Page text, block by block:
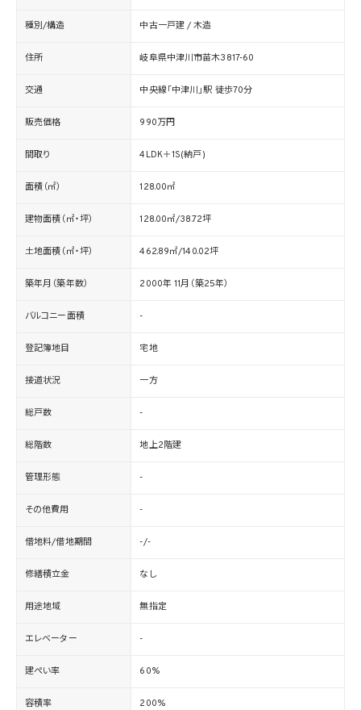
種別/構造 中古一戸建 / 木造
住所 岐阜県中津川市苗木3817-60
交通 中央線「中津川」駅 徒歩70分
販売価格 990万円
間取り 4LDK＋1S(納戸)
面積（㎡） 128.00㎡
建物面積（㎡・坪） 128.00㎡/38.72坪
土地面積（㎡・坪） 462.89㎡/140.02坪
築年月（築年数） 2000年 11月（築25年）
バルコニー面積 -
登記簿地目 宅地
接道状況 一方
総戸数 -
総階数 地上2階建
管理形態 -
その他費用 -
借地料/借地期間 -/-
修繕積立金 なし
用途地域 無指定
エレベーター -
建ぺい率 60%
容積率 200%